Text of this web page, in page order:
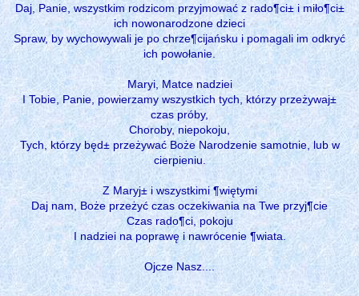
Daj, Panie, wszystkim rodzicom przyjmować z rado¶ci± i miło¶ci±
ich nowonarodzone dzieci
Spraw, by wychowywali je po chrze¶cijańsku i pomagali im odkryć
ich powołanie.
Maryi, Matce nadziei
I Tobie, Panie, powierzamy wszystkich tych, którzy przeżywaj±
czas próby,
Choroby, niepokoju,
Tych, którzy będ± przeżywać Boże Narodzenie samotnie, lub w
cierpieniu.
Z Maryj± i wszystkimi ¶więtymi
Daj nam, Boże przeżyć czas oczekiwania na Twe przyj¶cie
Czas rado¶ci, pokoju
I nadziei na poprawę i nawrócenie ¶wiata.
Ojcze Nasz....